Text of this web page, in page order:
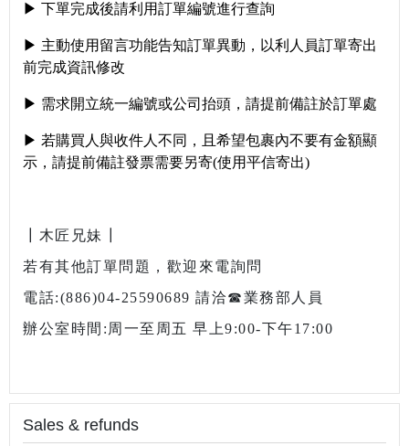
▶ 下單完成後請利用訂單編號進行查詢
▶ 主動使用留言功能告知訂單異動，以利人員訂單寄出
前完成資訊修改
▶ 需求開立統一編號或公司抬頭，請提前備註於訂單處
▶ 若購買人與收件人不同，且希望包裹內不要有金額顯
示，請提前備註發票需要另寄(使用平信寄出)
┃木匠兄妹┃
若有其他訂單問題，歡迎來電詢問
電話:(886)04-25590689 請洽☎業務部人員
辦公室時間:周一至周五 早上9:00-下午17:00
Sales & refunds